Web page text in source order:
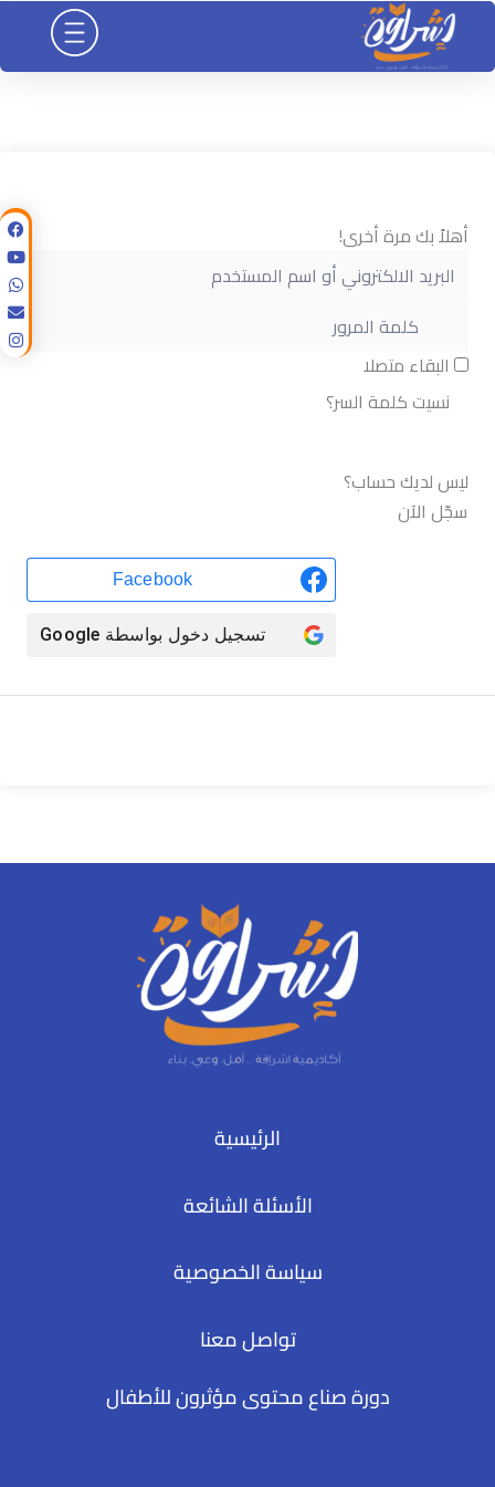
تخطي
المحتوى
أهلاً بك مرة أخرى!
البقاء متصلا
نسيت كلمة السر؟
ليس لديك حساب؟
سجّل الآن
Facebook
تسجيل دخول بواسطة Google
الرئيسية
الأسئلة الشائعة
سياسة الخصوصية
تواصل معنا
دورة صناع محتوى مؤثرون للأطفال